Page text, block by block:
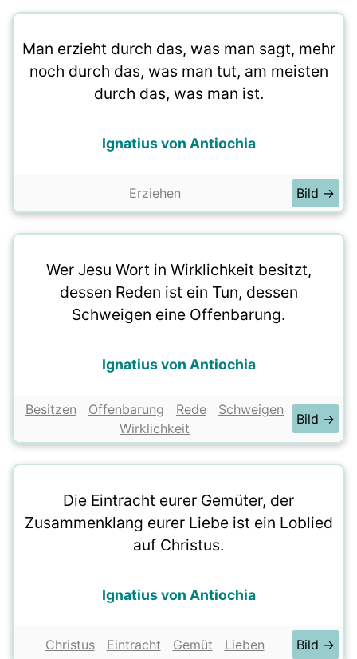
Man erzieht durch das, was man sagt, mehr
noch durch das, was man tut, am meisten
durch das, was man ist.
Ignatius von Antiochia
Erziehen Bild →
Wer Jesu Wort in Wirklichkeit besitzt,
dessen Reden ist ein Tun, dessen
Schweigen eine Offenbarung.
Ignatius von Antiochia
Besitzen Offenbarung Rede
Schweigen
Wirklichkeit
Bild →
Die Eintracht eurer Gemüter, der
Zusammenklang eurer Liebe ist ein Loblied
auf Christus.
Ignatius von Antiochia
Christus Eintracht Gemüt Lieben Bild →